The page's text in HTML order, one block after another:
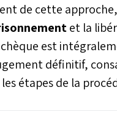
de cette
et la
est
définitif,
étapes de la